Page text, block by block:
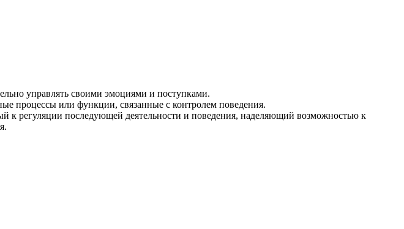
управлять своими эмоциями и поступками.
процессы или функции, связанные с контролем поведения.
регуляции последующей деятельности и поведения, наделяющий возможностью к